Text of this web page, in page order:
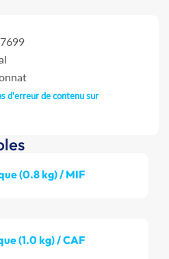
d'erreur de contenu sur
(0.8 kg) / MIF
(1.0 kg) / CAF